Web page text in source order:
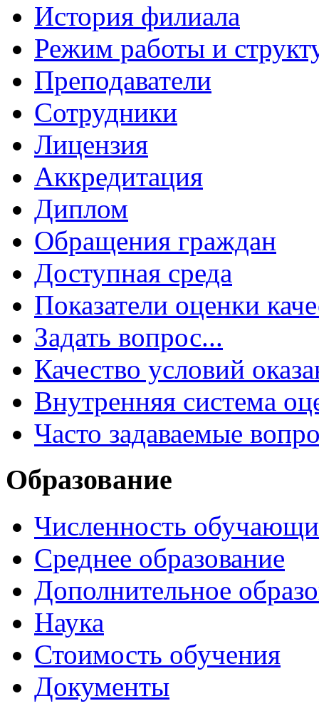
История филиала
Режим работы и
Преподаватели
Сотрудники
Лицензия
Аккредитация
Диплом
Обращения граждан
Доступная среда
Показатели оценки
Задать вопрос...
Качество условий
Внутренняя система
Часто задаваемые
Образование
Численность
Среднее образование
Дополнительное
Наука
Стоимость обучения
Документы